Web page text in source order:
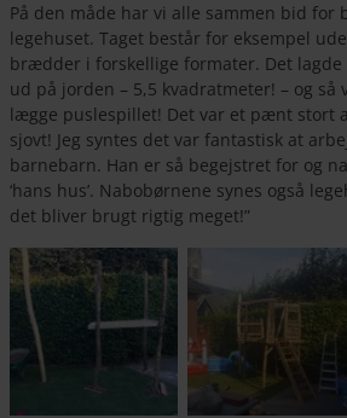
På den måde har vi alle sammen bid for
legehuset. Taget består for eksempel
brædder i forskellige formater. Det
ud på jorden – 5,5 kvadratmeter! – og så
lægge puslespillet! Det var et pænt stort
sjovt! Jeg syntes det var fantastisk at
barnebarn. Han er så begejstret for og
‘hans hus’. Nabobørnene synes også
det bliver brugt rigtig meget!”